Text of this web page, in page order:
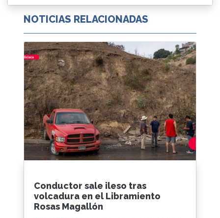
NOTICIAS RELACIONADAS
Conductor sale ileso tras
volcadura en el Libramiento
Rosas Magallón